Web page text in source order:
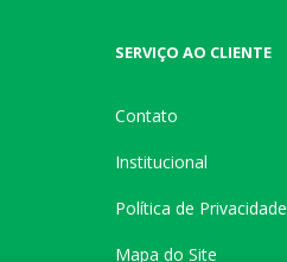
SERVIÇO AO CLIENTE
Contato
Institucional
Política de Privacidade
Mapa do Site